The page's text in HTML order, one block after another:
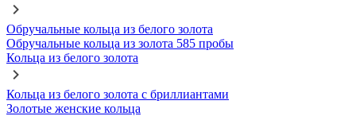
Обручальные кольца из белого золота
Обручальные кольца из золота 585 пробы
Кольца из белого золота
Кольца из белого золота с бриллиантами
Золотые женские кольца